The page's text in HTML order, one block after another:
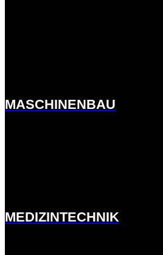
MASCHINENBAU
MEDIZINTECHNIK